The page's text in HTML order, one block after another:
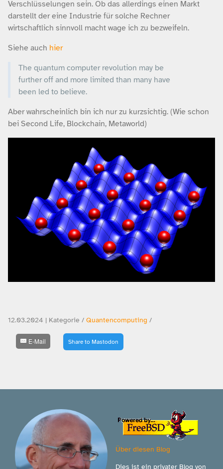
Verschlüsselungen sein. Ob das allerdings einen Markt
darstellt der eine Industrie für solche Rechner
wirtschaftlich sinnvoll macht wage ich zu bezweifeln.
Siehe auch hier
The quantum computer revolution may be
further off and more limited than many have
been led to believe.
Aber wahrscheinlich bin ich nur zu kurzsichtig. (Wie schon
bei Second Life, Blockchain, Metaworld)
12.03.2024 | Kategorie / Quantencomputing /
E-Mail Share to Mastodon
Über diesen Blog
Dies ist ein privater Blog von